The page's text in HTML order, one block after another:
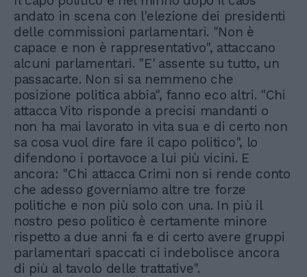
andato in scena con l'elezione dei presidenti
delle commissioni parlamentari. "Non è
capace e non è rappresentativo", attaccano
alcuni parlamentari. "E' assente su tutto, un
passacarte. Non si sa nemmeno che
posizione politica abbia", fanno eco altri. "Chi
attacca Vito risponde a precisi mandanti o
non ha mai lavorato in vita sua e di certo non
sa cosa vuol dire fare il capo politico", lo
difendono i portavoce a lui più vicini. E
ancora: "Chi attacca Crimi non si rende conto
che adesso governiamo altre tre forze
politiche e non più solo con una. In più il
nostro peso politico è certamente minore
rispetto a due anni fa e di certo avere gruppi
parlamentari spaccati ci indebolisce ancora
di più al tavolo delle trattative".